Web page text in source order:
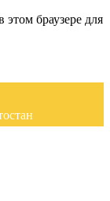
браузере для